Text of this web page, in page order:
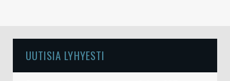
UUTISIA LYHYESTI